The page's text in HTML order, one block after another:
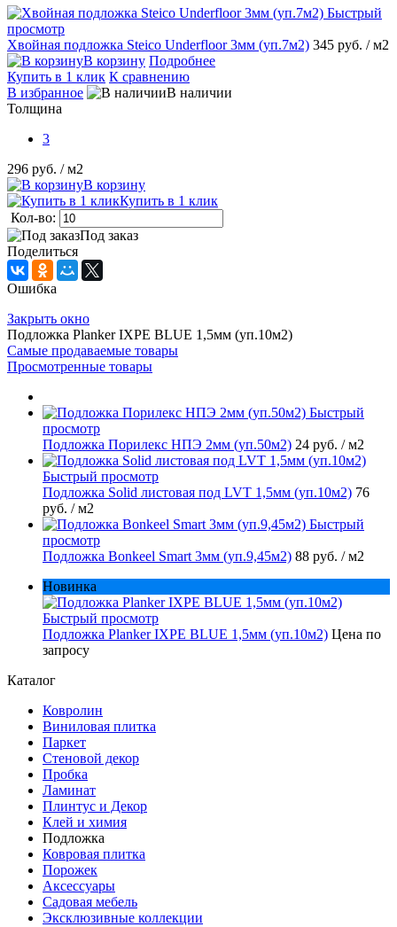
Быстрый
просмотр
Хвойная подложка Steico Underfloor 3мм (уп.7м2) 345 руб. / м2
В корзину Подробнее
Купить в 1 клик К сравнению
В избранное
В наличии
Толщина
3
296 руб. / м2
В корзину
Купить в 1 клик
Кол-во:
Под заказ
Поделиться
Ошибка
Закрыть окно
Подложка Planker IXPE BLUE 1,5мм (уп.10м2)
Самые продаваемые товары
Просмотренные товары
Быстрый
просмотр
Подложка Порилекс НПЭ 2мм (уп.50м2) 24 руб. / м2
Быстрый просмотр
Подложка Solid листовая под LVT 1,5мм (уп.10м2) 76
руб. / м2
Быстрый
просмотр
Подложка Bonkeel Smart 3мм (уп.9,45м2) 88 руб. / м2
Новинка
Быстрый просмотр
Подложка Planker IXPE BLUE 1,5мм (уп.10м2) Цена по
запросу
Каталог
Ковролин
Виниловая плитка
Паркет
Стеновой декор
Пробка
Ламинат
Плинтус и Декор
Клей и химия
Подложка
Ковровая плитка
Порожек
Аксессуары
Садовая мебель
Эксклюзивные коллекции